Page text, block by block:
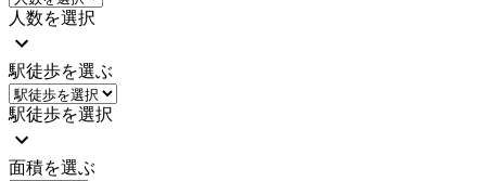
人数を選択
駅徒歩を選ぶ
駅徒歩を選択
面積を選ぶ